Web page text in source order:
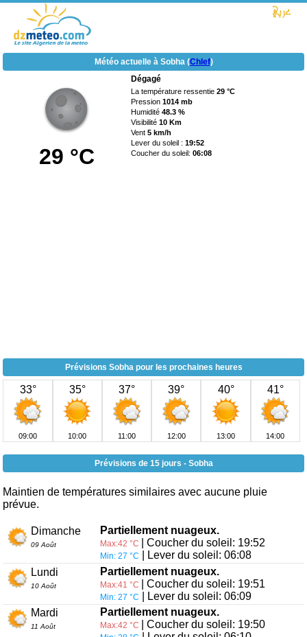
Météo actuelle à Sobha (Chlef)
29 °C
Dégagé
La température ressentie29 °C
Pression1014 mb
Humidité48.3 %
Visibilité10 Km
Vent5 km/h
Lever du soleil :19:52
Coucher du soleil:06:08
Prévisions Sobha pour les prochaines heures
33°
09:00
35°
10:00
37°
11:00
39°
12:00
40°
13:00
41°
14:00
Prévisions de 15 jours - Sobha
Maintien de températures similaires avec aucune pluie
prévue.
Dimanche
09 Août
Partiellement nuageux.
Max:42 °C | Coucher du soleil: 19:52
Min: 27 °C
| Lever du soleil: 06:08
Lundi
10 Août
Partiellement nuageux.
Max:41 °C | Coucher du soleil: 19:51
Min: 27 °C
| Lever du soleil: 06:09
Mardi
11 Août
Partiellement nuageux.
Max:42 °C | Coucher du soleil: 19:50